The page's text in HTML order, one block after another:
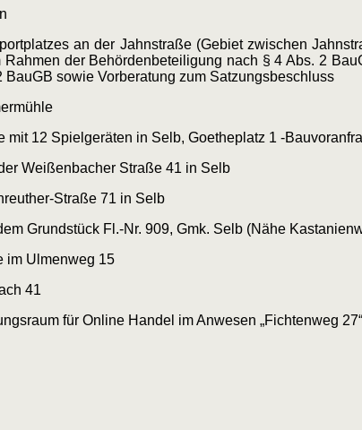
an der Jahnstraße (Gebiet zwischen
der Behördenbeteiligung nach § 4 Abs. 2
sowie Vorberatung zum Satzungsbeschluss
12 Spielgeräten in Selb, Goetheplatz 1 -
Weißenbacher Straße 41 in Selb
Straße 71 in Selb
Grundstück Fl.-Nr. 909, Gmk. Selb (Nähe
im Ulmenweg 15
41
für Online Handel im Anwesen „Fichtenweg